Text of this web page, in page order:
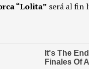
“Lolita” será al fin